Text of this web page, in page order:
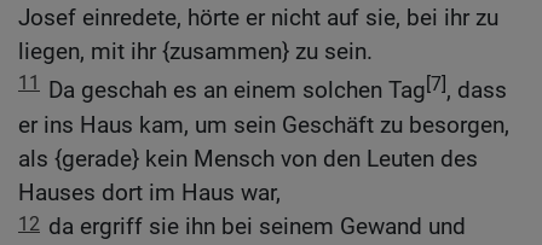
Josef einredete, hörte er nicht auf sie, bei ihr zu
liegen, mit ihr {zusammen} zu sein.
11 Da geschah es an einem solchen Tag[7], dass
er ins Haus kam, um sein Geschäft zu besorgen,
als {gerade} kein Mensch von den Leuten des
Hauses dort im Haus war,
12 da ergriff sie ihn bei seinem Gewand und